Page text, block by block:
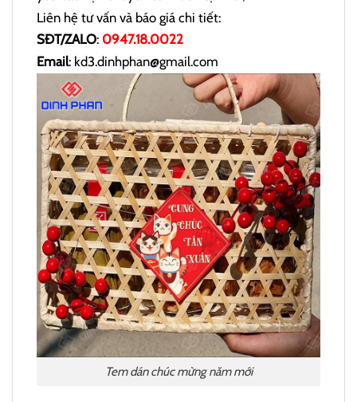
Liên hệ tư vấn và báo giá chi tiết:
SĐT/ZALO: 0947.18.0022
Email: kd3.dinhphan@gmail.com
Tem dán chúc mừng năm mới